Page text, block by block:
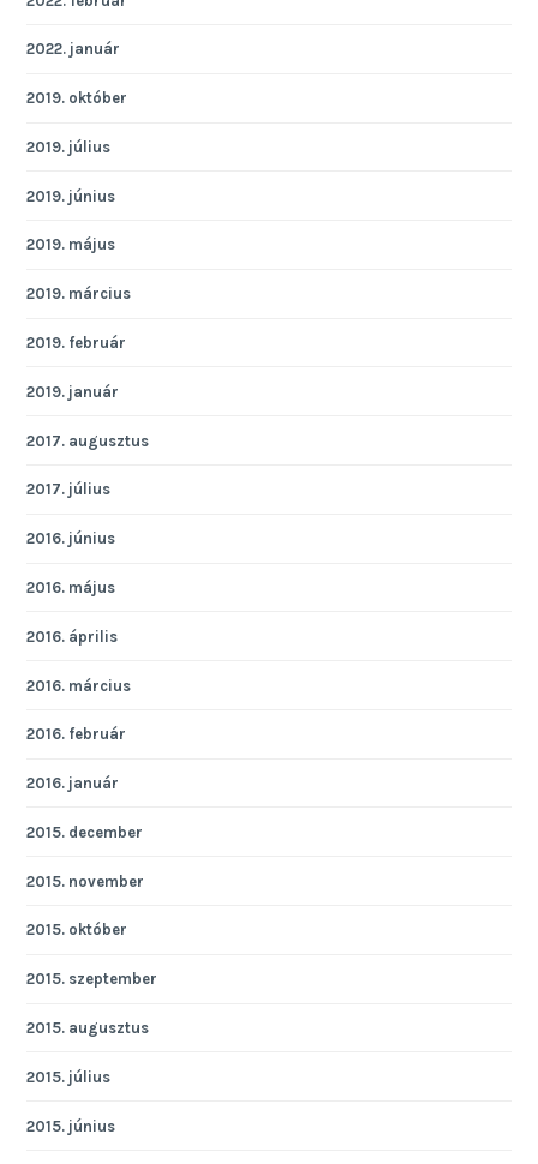
2022. január
2019. október
2019. július
2019. június
2019. május
2019. március
2019. február
2019. január
2017. augusztus
2017. július
2016. június
2016. május
2016. április
2016. március
2016. február
2016. január
2015. december
2015. november
2015. október
2015. szeptember
2015. augusztus
2015. július
2015. június